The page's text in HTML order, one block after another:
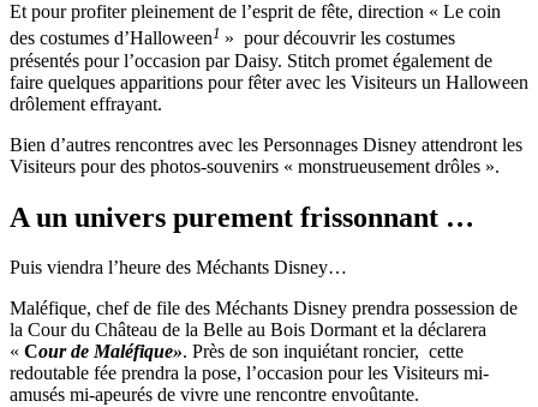
Et pour profiter pleinement de l’esprit de fête, direction « Le coin
des costumes d’Halloween1 » pour découvrir les costumes
présentés pour l’occasion par Daisy. Stitch promet également de
faire quelques apparitions pour fêter avec les Visiteurs un Halloween
drôlement effrayant.
Bien d’autres rencontres avec les Personnages Disney attendront les
Visiteurs pour des photos-souvenirs « monstrueusement drôles ».
A un univers purement frissonnant …
Puis viendra l’heure des Méchants Disney…
Maléfique, chef de file des Méchants Disney prendra possession de
la Cour du Château de la Belle au Bois Dormant et la déclarera
« Cour de Maléfique». Près de son inquiétant roncier, cette
redoutable fée prendra la pose, l’occasion pour les Visiteurs mi-
amusés mi-apeurés de vivre une rencontre envoûtante.